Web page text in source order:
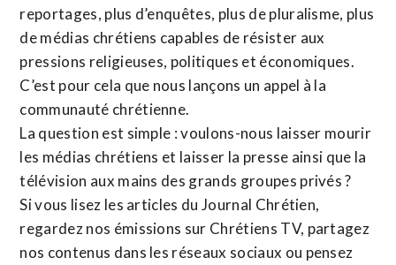
reportages, plus d’enquêtes, plus de pluralisme, plus
de médias chrétiens capables de résister aux
pressions religieuses, politiques et économiques.
C’est pour cela que nous lançons un appel à la
communauté chrétienne.
La question est simple : voulons-nous laisser mourir
les médias chrétiens et laisser la presse ainsi que la
télévision aux mains des grands groupes privés ?
Si vous lisez les articles du Journal Chrétien,
regardez nos émissions sur Chrétiens TV, partagez
nos contenus dans les réseaux sociaux ou pensez